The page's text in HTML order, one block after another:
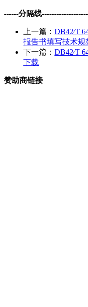
------分隔线
上一篇： DB42∕T
报告书填写技术规
下一篇： DB42∕T
下载
赞助商链接